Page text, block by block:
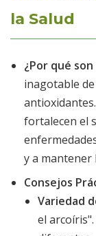
la Salud
¿Por qué
inagotable
fortalecen el
y a mantener
Consejos
Variedad
el